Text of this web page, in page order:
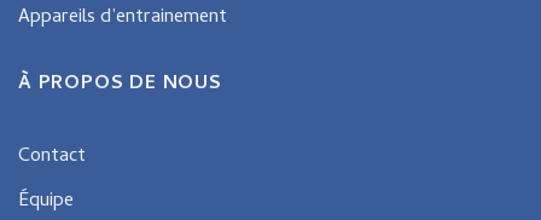
Appareils d’entrainement
À PROPOS DE NOUS
Contact
Équipe